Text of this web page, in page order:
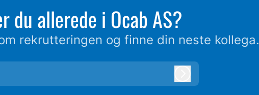
du allerede i Ocab AS?
rekrutteringen og finne din neste kollega.